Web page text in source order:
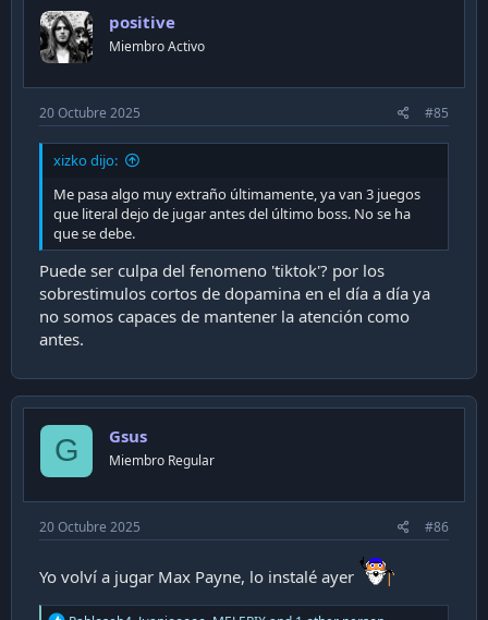
positive
Miembro Activo
20 Octubre 2025 #85
xizko dijo:
Me pasa algo muy extraño últimamente, ya van 3 juegos
que literal dejo de jugar antes del último boss. No se ha
que se debe.
Puede ser culpa del fenomeno 'tiktok'? por los
sobrestimulos cortos de dopamina en el día a día ya
no somos capaces de mantener la atención como
antes.
G Gsus
Miembro Regular
20 Octubre 2025 #86
Yo volví a jugar Max Payne, lo instalé ayer